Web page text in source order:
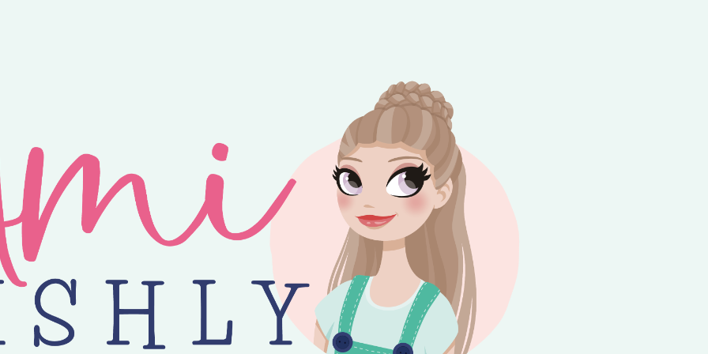
ontvang je 25% korting op alle losse Amilishly patronen bij een minimale besteding van €10,-. Geldig tot en met